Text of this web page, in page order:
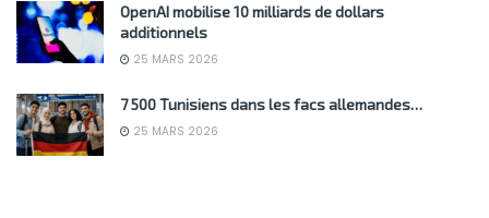
OpenAI mobilise 10 milliards de dollars
additionnels
25 MARS 2026
7 500 Tunisiens dans les facs allemandes…
25 MARS 2026